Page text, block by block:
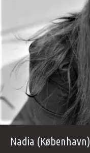
Nadia (København)